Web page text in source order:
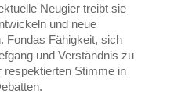
Neugier treibt sie
und neue
Fondas Fähigkeit, sich
und Verständnis zu
respektierten Stimme in